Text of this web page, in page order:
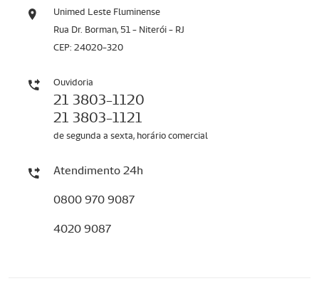
Unimed Leste Fluminense
Rua Dr. Borman, 51 - Niterói - RJ
CEP: 24020-320
Ouvidoria
21 3803-1120
21 3803-1121
de segunda a sexta, horário comercial
Atendimento 24h
0800 970 9087
4020 9087